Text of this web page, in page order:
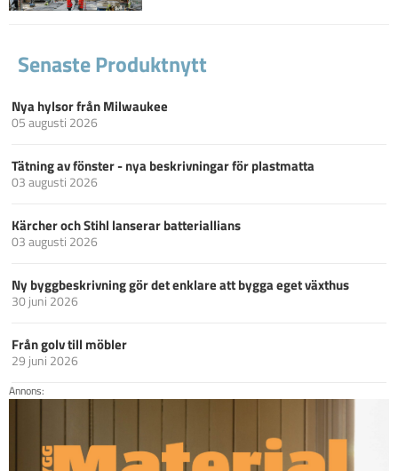
Senaste Produktnytt
Nya hylsor från Milwaukee
05 augusti 2026
Tätning av fönster - nya beskrivningar för plastmatta
03 augusti 2026
Kärcher och Stihl lanserar batteriallians
03 augusti 2026
Ny byggbeskrivning gör det enklare att bygga eget växthus
30 juni 2026
Från golv till möbler
29 juni 2026
Annons: